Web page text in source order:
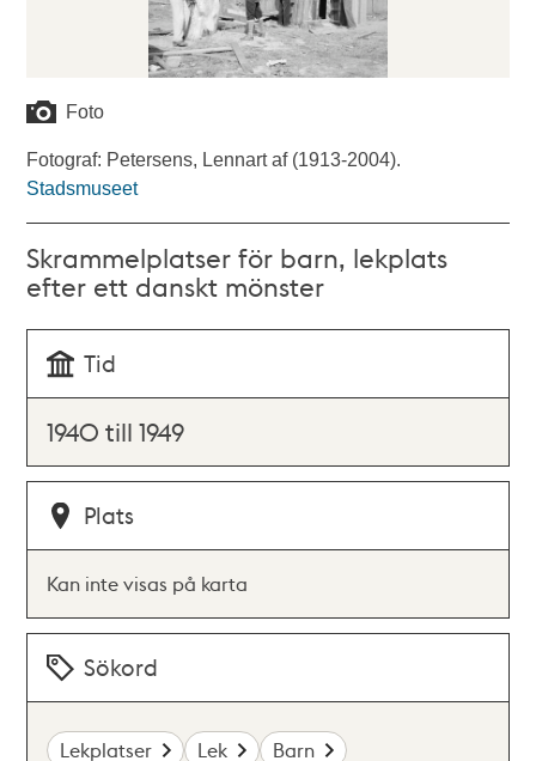
Foto
Fotograf: Petersens, Lennart af (1913-2004).
Stadsmuseet
Skrammelplatser för barn, lekplats
efter ett danskt mönster
Tid
1940 till 1949
Plats
Kan inte visas på karta
Sökord
Lekplatser Lek Barn